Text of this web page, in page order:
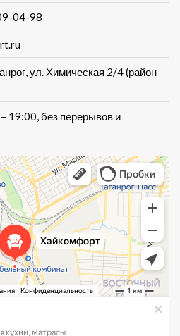
04-98
ул. Химическая 2/4 (район
19:00, без перерывов и